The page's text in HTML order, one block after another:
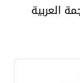
العربية